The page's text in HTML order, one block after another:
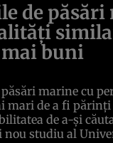
de păsări
buni
marine cu
mari de a fi părinți
de a-și
studiu al